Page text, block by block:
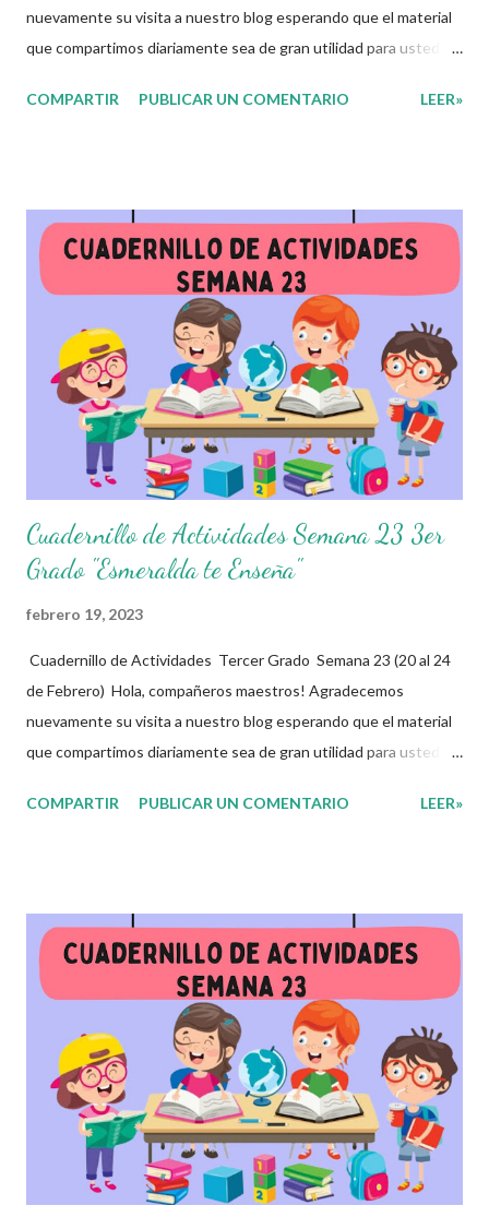
nuevamente su visita a nuestro blog esperando que el material
que compartimos diariamente sea de gran utilidad para ustedes
cuadernillo de actividades de la semana 23 donde encontrarán
semana. Esperando que este material sea de gran utilidad para
fortalecer los procesos de enseñanza y aprendizaje para que los
alumnos alcacen los niveles de logro educativo. Agradecemos a
los creadores de estos increibles archivos ya que gracias a su
dedicacion y trabajo podemos gozar de estas planeaciones
didacticas, recuerden que nosotros solo los compartimos con
fines educativos, didácticos e informativos.😊 Obtén
documento completo ...
COMPARTIR PUBLICAR UN COMENTARIO LEER»
Cuadernillo de Actividades Semana 23 3er
Grado "Esmeralda te Enseña"
febrero 19, 2023
Cuadernillo de Actividades Tercer Grado Semana 23 (20 al 24
de Febrero) Hola, compañeros maestros! Agradecemos
nuevamente su visita a nuestro blog esperando que el material
que compartimos diariamente sea de gran utilidad para ustedes
cuadernillo de actividades de la semana 23 donde encontrarán
semana. Esperando que este material sea de gran utilidad para
fortalecer los procesos de enseñanza y aprendizaje para que los
alumnos alcacen los niveles de logro educativo. Agradecemos a
los creadores de estos increibles archivos ya que gracias a su
dedicacion y trabajo podemos gozar de estas planeaciones
didacticas, recuerden que nosotros solo los compartimos con
fines educativos, didácticos e informativos.😊 Obtén
documento completo ...
COMPARTIR PUBLICAR UN COMENTARIO LEER»